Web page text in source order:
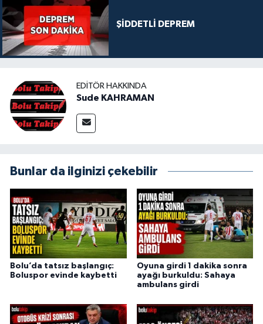
ŞİDDETLİ DEPREM
EDITÖR HAKKINDA
Sude KAHRAMAN
Bunlar da ilginizi çekebilir
Bolu’da tatsız başlangıç:
Boluspor evinde kaybetti
Oyuna girdi 1 dakika sonra
ayağı burkuldu: Sahaya
ambulans girdi